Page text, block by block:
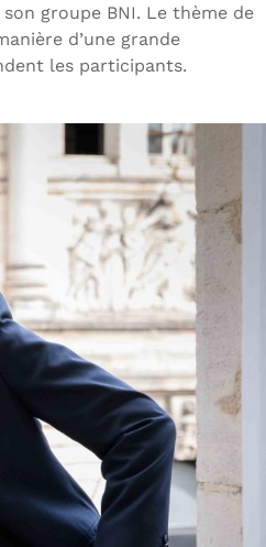
groupe BNI. Le thème de
d’une grande
les participants.